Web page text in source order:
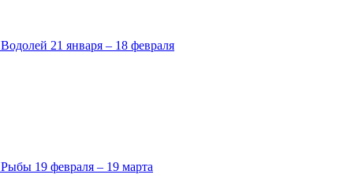
Водолей 21 января – 18 февраля
Рыбы 19 февраля – 19 марта